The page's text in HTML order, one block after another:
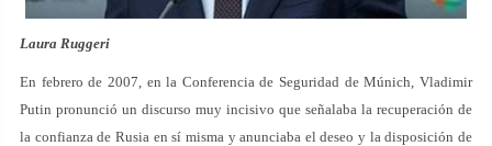
Laura Ruggeri
En febrero de 2007, en la Conferencia de Seguridad de Múnich, Vladimir
Putin pronunció un discurso muy incisivo que señalaba la recuperación de
la confianza de Rusia en sí misma y anunciaba el deseo y la disposición de